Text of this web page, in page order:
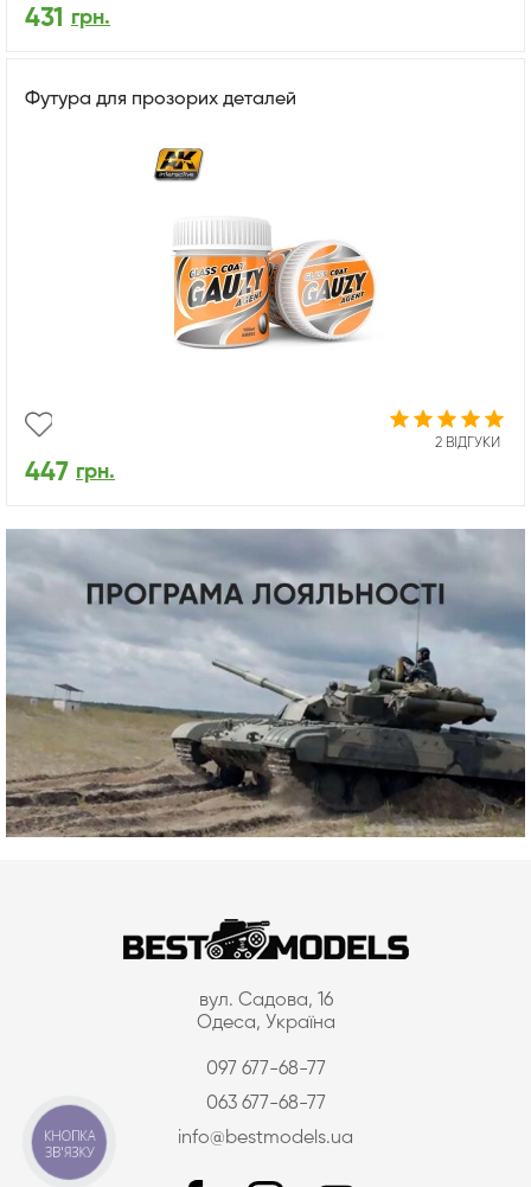
431 грн.
Футура для прозорих деталей
2 ВІДГУКИ
447 грн.
вул. Садова, 16
Одеса, Україна
097 677-68-77
063 677-68-77
info@bestmodels.ua
КНОПКА
ЗВ'ЯЗКУ